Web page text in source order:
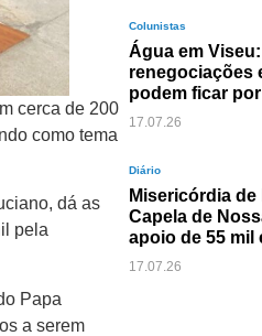
cerca de 200
como tema
dá as
pela
Papa
a serem
Colunistas
Água em
renegociações
podem ficar
17.07.26
Diário
Misericórdia
Capela de
apoio de 55 mil
17.07.26